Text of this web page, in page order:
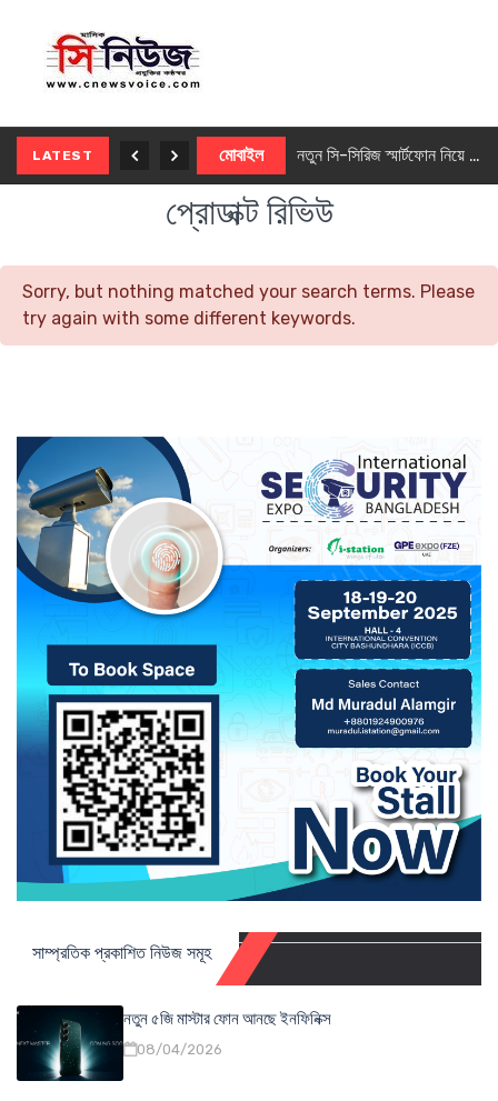
LATEST মোবাইল নতুন সি-সিরিজ স্মার্টফোন নিয়ে আসছে রিয়েলমি
প্রোডাক্ট রিভিউ
Sorry, but nothing matched your search terms. Please
try again with some different keywords.
সাম্প্রতিক প্রকাশিত নিউজ সমূহ
নতুন ৫জি মাস্টার ফোন আনছে ইনফিনিক্স
08/04/2026